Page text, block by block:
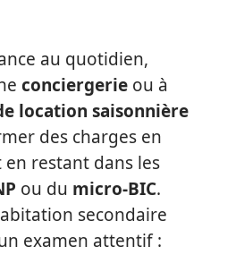
au quotidien,
conciergerie ou à
location saisonnière
des charges en
restant dans les
ou du micro-BIC.
secondaire
examen attentif :